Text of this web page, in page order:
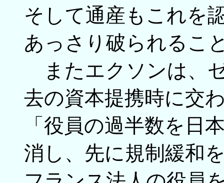
そして通産もこれを
あっさり破られるこ
またエクソンは、
去の資本提携時に交
「役員の過半数を日
消し、先に規制緩和